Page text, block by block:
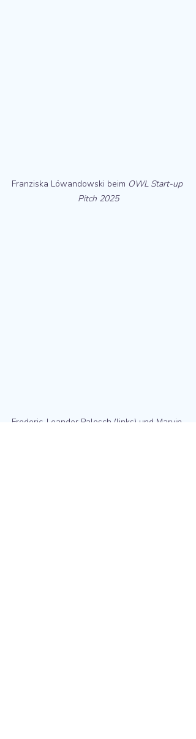
Franziska Löwandowski beim OWL Start-up
Pitch 2025
Frederic-Leander Palesch (links) und Marvin